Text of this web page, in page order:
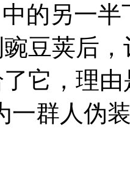
中的另一半
豆荚后
它，理
一群人伪